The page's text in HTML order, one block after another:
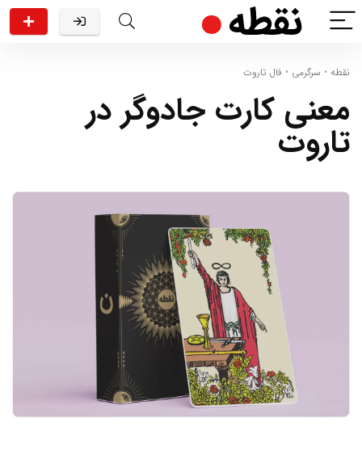
نقطه • سرگرمی • فال تاروت
معنی کارت جادوگر در
تاروت